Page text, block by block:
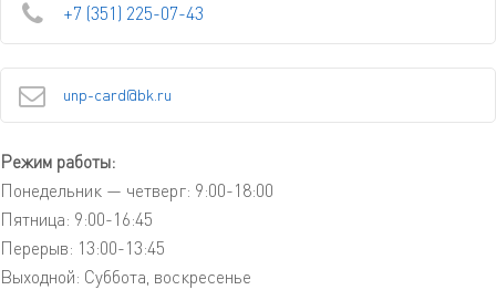
+7 (351) 225-07-43
unp-card@bk.ru
Режим работы:
Понедельник — четверг: 9:00-18:00
Пятница: 9:00-16:45
Перерыв: 13:00-13:45
Выходной: Суббота, воскресенье